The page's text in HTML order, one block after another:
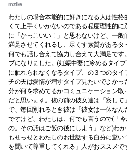
mzike
わたしの場合本能的に好きになる人は性
くて上手くいかないのである程度理性的
に「かっこいい！」と思わないけど、一
満足させてくれるし、尽くす素質があるタ
何でも話し合えて協力し合えて大満足です
ブになりました。(妊娠中妻に冷めるタイ
に触れられなくなるタイプ、の３つのタ
チの夫は愛情が増すタイプ見たいでよかっ
分が何を求めてるかコミュニケーション
だと思います。彼の前の彼女達は「察して
で、毎回別れるとき彼は「彼女は一体な
ですけど、わたしは、何でも言うので(「
の。その話はご飯の後にしよう」など)わ
もせっせとわたしのお世話する自分に驚
を聞いて尊重してくれる」人がおススメで